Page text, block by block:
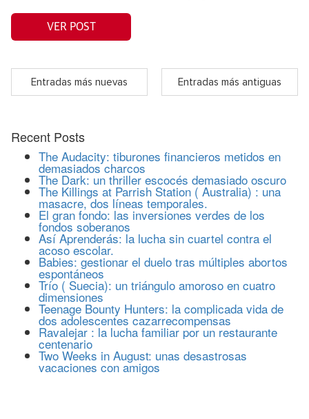
VER POST
Entradas más nuevas Entradas más antiguas
Recent Posts
The Audacity: tiburones financieros metidos en
demasiados charcos
The Dark: un thriller escocés demasiado oscuro
The Killings at Parrish Station ( Australia) : una
masacre, dos líneas temporales.
El gran fondo: las inversiones verdes de los
fondos soberanos
Así Aprenderás: la lucha sin cuartel contra el
acoso escolar.
Babies: gestionar el duelo tras múltiples abortos
espontáneos
Trío ( Suecia): un triángulo amoroso en cuatro
dimensiones
Teenage Bounty Hunters: la complicada vida de
dos adolescentes cazarrecompensas
Ravalejar : la lucha familiar por un restaurante
centenario
Two Weeks in August: unas desastrosas
vacaciones con amigos